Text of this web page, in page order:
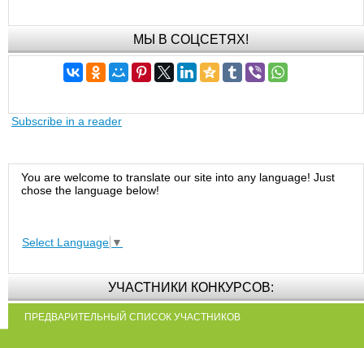
МЫ В СОЦСЕТЯХ!
Subscribe in a reader
You are welcome to translate our site into any language! Just
chose the language below!
Select Language ▼
УЧАСТНИКИ КОНКУРСОВ:
ПРЕДВАРИТЕЛЬНЫЙ СПИСОК УЧАСТНИКОВ